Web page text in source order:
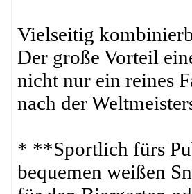
Vielseitig
Der große Vorteil
nicht nur ein reines
nach der
* **Sportlich fürs
bequemen weißen